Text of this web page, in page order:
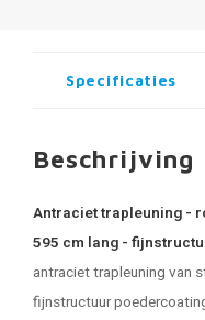
Specificaties
Beschrijving
Antraciet trapleuning -
595 cm lang -
antraciettrapleuning van
fijnstructuur